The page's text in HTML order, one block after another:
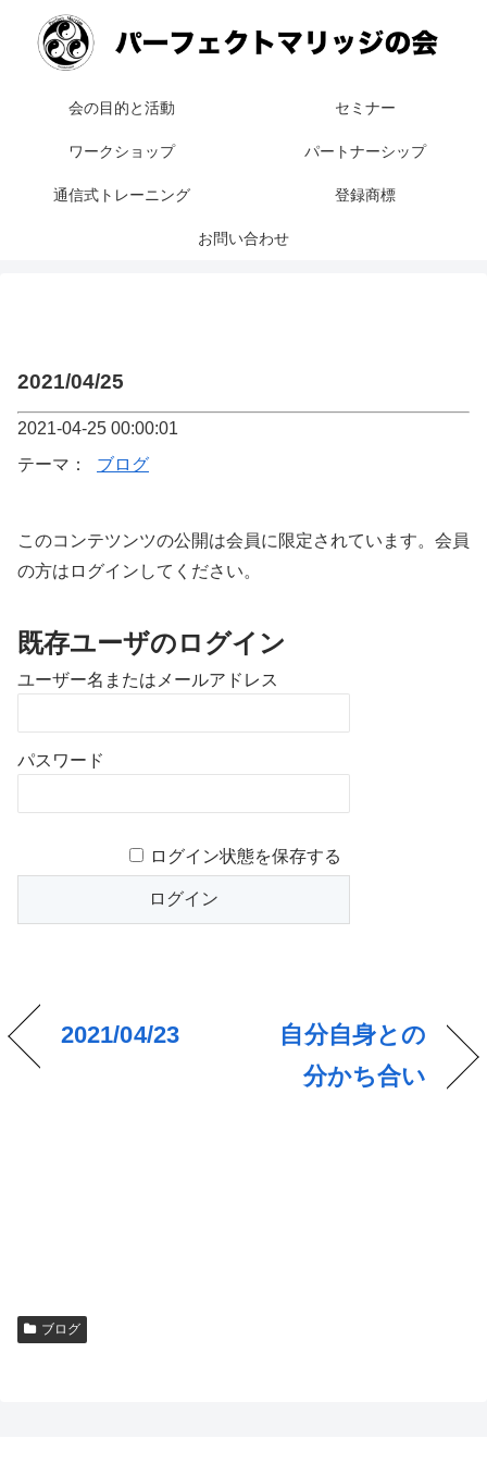
会の目的と活動 セミナー
ワークショップ パートナーシップ
通信式トレーニング 登録商標
お問い合わせ
2021/04/25
2021-04-25 00:00:01
テーマ：
ブログ
このコンテツンツの公開は会員に限定されています。会員
の方はログインしてください。
既存ユーザのログイン
ユーザー名またはメールアドレス
パスワード
ログイン状態を保存する
2021/04/23
自分自身との
分かち合い
ブログ